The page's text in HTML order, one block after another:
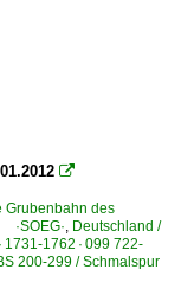
mbH, Hermeskeil

Grubenbahn des
·SOEG·, Deutschland /
1731-1762 · 099 722-
200-299 / Schmalspur